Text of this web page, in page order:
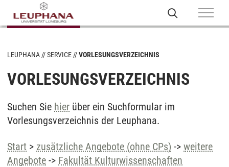
LEUPHANA SERVICE VORLESUNGSVERZEICHNIS
VORLESUNGSVERZEICHNIS
Suchen Sie hier über ein Suchformular im
Vorlesungsverzeichnis der Leuphana.
Start > zusätzliche Angebote (ohne CPs) -> weitere
Angebote -> Fakultät Kulturwissenschaften